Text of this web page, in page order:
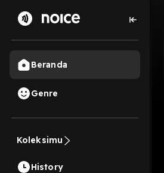
Beranda
Genre
Koleksimu
History